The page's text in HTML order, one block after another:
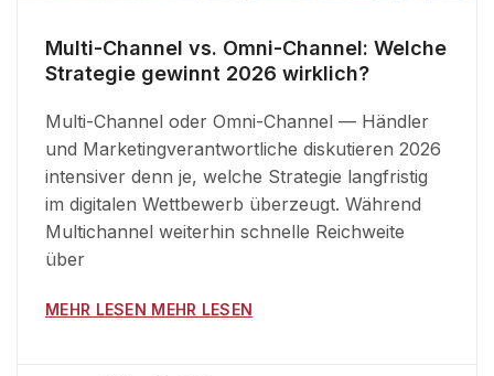
Multi-Channel vs. Omni-Channel: Welche
Strategie gewinnt 2026 wirklich?
Multi-Channel oder Omni-Channel — Händler
und Marketingverantwortliche diskutieren 2026
intensiver denn je, welche Strategie langfristig
im digitalen Wettbewerb überzeugt. Während
Multichannel weiterhin schnelle Reichweite
über
MEHR LESEN MEHR LESEN